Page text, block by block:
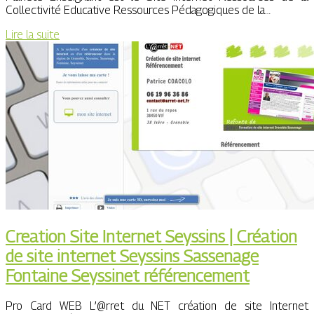
Collectivité Educative Ressources Pédagogiques de la…
Lire la suite
Creation Site Internet Seyssins | Création
de site internet Seyssins Sassenage
Fontaine Seyssinet référen­ce­ment
Pro Card WEB L’@rret du NET création de site Internet